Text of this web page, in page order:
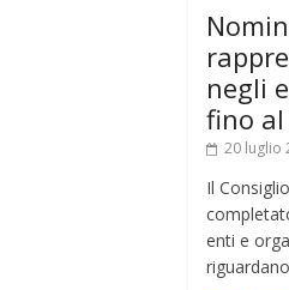
negli
fino al
20 luglio
Il
enti e
riguardano